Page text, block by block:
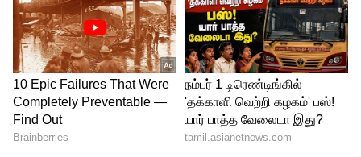
மேலிடத்திற்கு தகவல்களை அனுப்பி நம்ப
வைக்கிறார். இதற்கு அவருக்குத்
துணையாக இருப்பது ஸ்டாஃப் நர்ஸ்
அக்கினி வீரன். ஸ்டாப் நர்ஸ் அக்கினி வீரன்
தான் நடமாடும் மருத்துவ குழுவிற்கு
மருத்துவர் போல் அதிகாரம் செய்து
வருகிறார்.